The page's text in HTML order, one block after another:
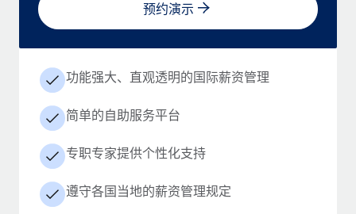
预约演示
功能强大、直观透明的国际薪资管理
简单的自助服务平台
专职专家提供个性化支持
遵守各国当地的薪资管理规定